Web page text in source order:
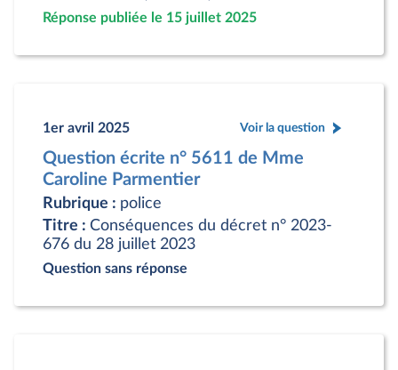
Réponse publiée le 15 juillet 2025
1er avril 2025 Voir la question
Question écrite n° 5611 de Mme
Caroline Parmentier
Rubrique : police
Titre : Conséquences du décret n° 2023-
676 du 28 juillet 2023
Question sans réponse